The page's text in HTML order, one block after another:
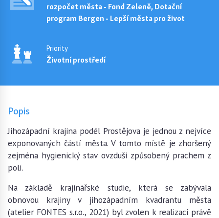
rozpočet města - Fond Zeleně, Dotační
program Bergen - Lepší města pro život
Priority
Životní prostředí
Popis
Jihozápadní krajina podél Prostějova je jednou z nejvíce
exponovaných částí města. V tomto místě je zhoršený
zejména hygienický stav ovzduší způsobený prachem z
polí.
Na základě krajinářské studie, která se zabývala
obnovou krajiny v jihozápadním kvadrantu města
(atelier FONTES s.r.o., 2021) byl zvolen k realizaci právě